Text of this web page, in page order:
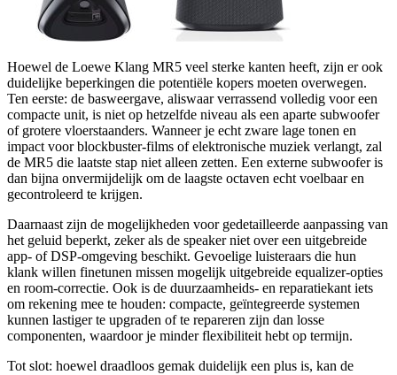
Hoewel de Loewe Klang MR5 veel sterke kanten heeft, zijn er ook
duidelijke beperkingen die potentiële kopers moeten overwegen.
Ten eerste: de basweergave, aliswaar verrassend volledig voor een
compacte unit, is niet op hetzelfde niveau als een aparte subwoofer
of grotere vloerstaanders. Wanneer je echt zware lage tonen en
impact voor blockbuster-films of elektronische muziek verlangt, zal
de MR5 die laatste stap niet alleen zetten. Een externe subwoofer is
dan bijna onvermijdelijk om de laagste octaven echt voelbaar en
gecontroleerd te krijgen.
Daarnaast zijn de mogelijkheden voor gedetailleerde aanpassing van
het geluid beperkt, zeker als de speaker niet over een uitgebreide
app- of DSP-omgeving beschikt. Gevoelige luisteraars die hun
klank willen finetunen missen mogelijk uitgebreide equalizer-opties
en room-correctie. Ook is de duurzaamheids- en reparatiekant iets
om rekening mee te houden: compacte, geïntegreerde systemen
kunnen lastiger te upgraden of te repareren zijn dan losse
componenten, waardoor je minder flexibiliteit hebt op termijn.
Tot slot: hoewel draadloos gemak duidelijk een plus is, kan de